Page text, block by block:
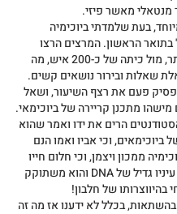
מנטאלי מאשר פיזי.
בעת שלמדתי ביוכימיה
הראשון. המרצים הרצו
בקצב מהיר ביותר, מול כיתה של כ-200 איש, מה
שאלות ובירור נושאים קשים.
פעם את רצף השיעור, ושאל
מתכנן קריירה של ביוכימאי.
הרים את ידו ואמר שהוא
וכי אביו ואמו הנם
ממכון ויצמן, וכי חלום חייו
הינו לראות במו עיניו גדיל של DNA והוא משתוקק
בהיווצרותו של חלבון!
בהשתאות, בכלל לא ידענו אז מה זה